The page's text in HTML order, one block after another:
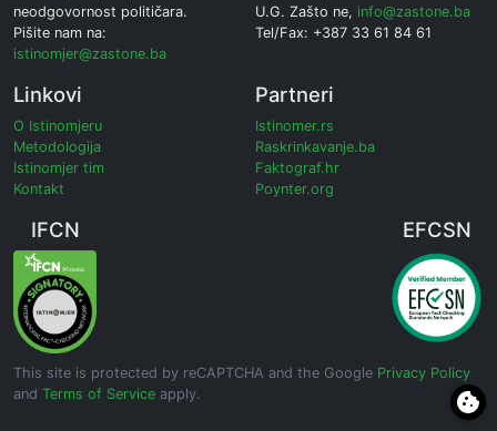
neodgovornost političara.
Pišite nam na:
istinomjer@zastone.ba
U.G. Zašto ne, info@zastone.ba
Tel/Fax: +387 33 61 84 61
Linkovi
O Istinomjeru
Metodologija
Istinomjer tim
Kontakt
Partneri
Istinomer.rs
Raskrinkavanje.ba
Faktograf.hr
Poynter.org
IFCN EFCSN
This site is protected by reCAPTCHA and the Google Privacy Policy
and Terms of Service apply.